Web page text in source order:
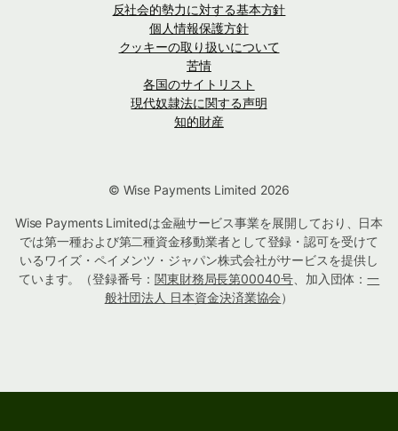
反社会的勢力に対する基本方針
個人情報保護方針
クッキーの取り扱いについて
苦情
各国のサイトリスト
現代奴隷法に関する声明
知的財産
© Wise Payments Limited 2026
Wise Payments Limitedは金融サービス事業を展開しており、日本
では第一種および第二種資金移動業者として登録・認可を受けて
いるワイズ・ペイメンツ・ジャパン株式会社がサービスを提供し
ています。（登録番号： 関東財務局長第00040号、加入団体：一
般社団法人 日本資金決済業協会）